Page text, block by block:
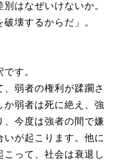
はなぜいけないか。
壊するからだ」。
す。
弱者の権利が蹂躙さ
か弱者は死に絶え、強
、今度は強者の間で嫌
いが起こります。他に
こって、社会は衰退し